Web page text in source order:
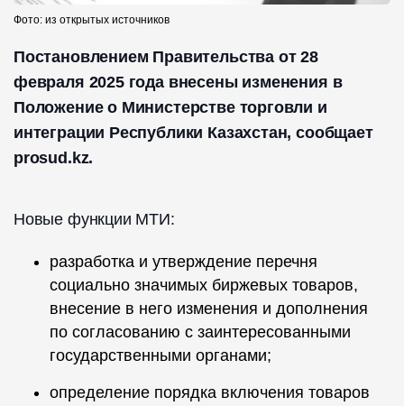
Фото: из открытых источников
Постановлением Правительства от 28
февраля 2025 года внесены изменения в
Положение о Министерстве торговли и
интеграции Республики Казахстан, сообщает
prosud.kz.
Новые функции МТИ:
разработка и утверждение перечня
социально значимых биржевых товаров,
внесение в него изменения и дополнения
по согласованию с заинтересованными
государственными органами;
определение порядка включения товаров